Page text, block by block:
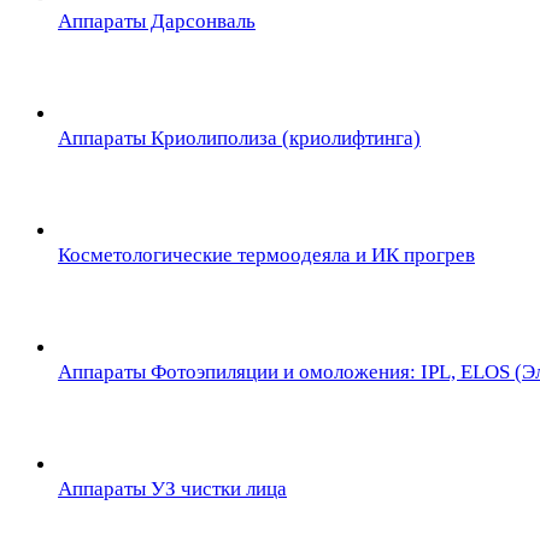
Аппараты Дарсонваль
Аппараты Криолиполиза (криолифтинга)
Косметологические термоодеяла и ИК прогрев
Аппараты Фотоэпиляции и омоложения: IPL, ELOS
Аппараты УЗ чистки лица